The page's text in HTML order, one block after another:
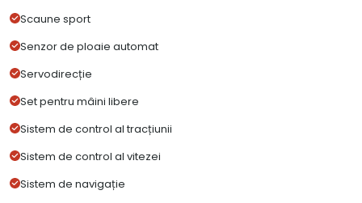
Scaune sport
Senzor de ploaie automat
Servodirecție
Set pentru mâini libere
Sistem de control al tracțiunii
Sistem de control al vitezei
Sistem de navigație